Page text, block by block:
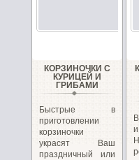
КОРЗИНОЧКИ С
КУРИЦЕЙ И
ГРИБАМИ
Быстрые в
приготовлении
корзиночки
украсят Ваш
праздничный или